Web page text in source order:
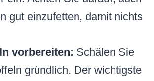
gut einzufetten, damit nichts
vorbereiten: Schälen Sie
gründlich. Der wichtigste